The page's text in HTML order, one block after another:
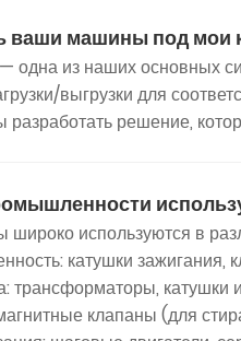
ваши машины под мои
— одна из наших
выгрузки для
разработать решение,
используются в
катушки
трансформаторы, катушки
клапаны (для